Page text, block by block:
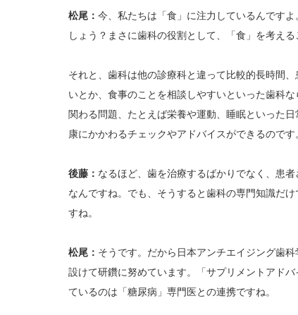
松尾： 今、私たちは「食」に注力しているんです
しょう？まさに歯科の役割として、「食」を考える
それと、歯科は他の診療科と違って比較的長時間
いとか、食事のことを相談しやすいといった歯科
関わる問題、たとえば栄養や運動、睡眠といった
康にかかわるチェックやアドバイスができるのです
後藤： なるほど、歯を治療するばかりでなく、患
なんですね。でも、そうすると歯科の専門知識だ
すね。
松尾： そうです。だから日本アンチエイジング歯
設けて研鑽に努めています。「サプリメントアド
ているのは「糖尿病」専門医との連携ですね。